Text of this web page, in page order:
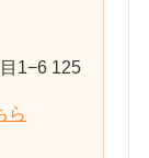
1−6 125
ら